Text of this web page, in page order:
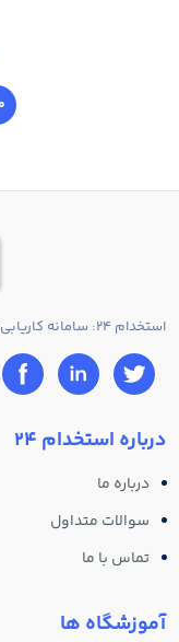
استخدام 24: سامانه کاریابی آنلاین با بیشترین تعداد آگهی استخدام در ایران
درباره استخدام 24
درباره ما
سوالات متداول
تماس با ما
آموزشگاه ها